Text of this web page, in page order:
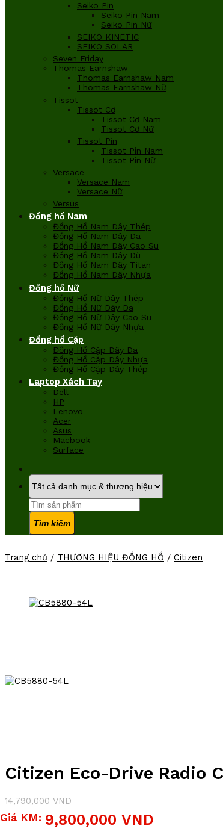
Seiko Pin
Seiko Pin Nam
Seiko Pin Nữ
SEIKO KINETIC
SEIKO SOLAR
Seven Friday
Thomas Earnshaw
Thomas Earnshaw Nam
Thomas Earnshaw Nữ
Tissot
Tissot Cơ
Tissot Cơ Nam
Tissot Cơ Nữ
Tissot Pin
Tissot Pin Nam
Tissot Pin Nữ
Versace
Versace Nam
Versace Nữ
Versus
Đồng hồ Nam
Đồng Hồ Nam Dây Thép
Đồng Hồ Nam Dây Da
Đồng Hồ Nam Dây Cao Su
Đồng Hồ Nam Dây Dù
Đồng Hồ Nam Dây Titan
Đồng Hồ Nam Dây Nhựa
Đồng hồ Nữ
Đồng Hồ Nữ Dây Thép
Đồng Hồ Nữ Dây Da
Đồng Hồ Nữ Dây Cao Su
Đồng Hồ Nữ Dây Nhựa
Đồng hồ Cặp
Đồng Hồ Cặp Dây Da
Đồng Hồ Cặp Dây Nhựa
Đồng Hồ Cặp Dây Thép
Laptop Xách Tay
Dell
HP
Lenovo
Acer
Asus
Macbook
Surface
Tìm
kiếm:
Trang chủ / THƯƠNG HIỆU ĐỒNG HỒ / Citizen
Citizen Eco-Drive Radio
14,790,000VND
Giá
9,800,000 VND
Giá
Giá KM: